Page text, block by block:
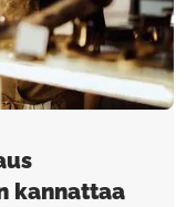
kannattaa